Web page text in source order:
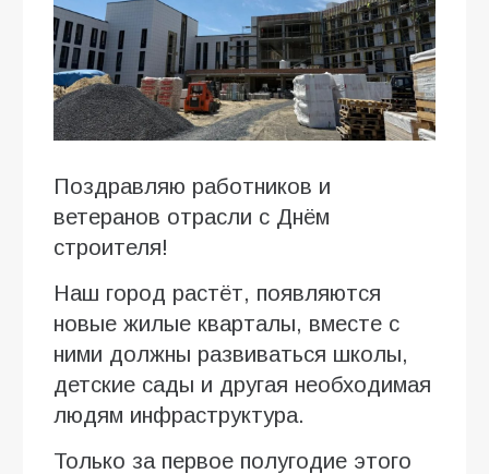
Поздравляю работников и
ветеранов отрасли с Днём
строителя!
Наш город растёт, появляются
новые жилые кварталы, вместе с
ними должны развиваться школы,
детские сады и другая необходимая
людям инфраструктура.
Только за первое полугодие этого